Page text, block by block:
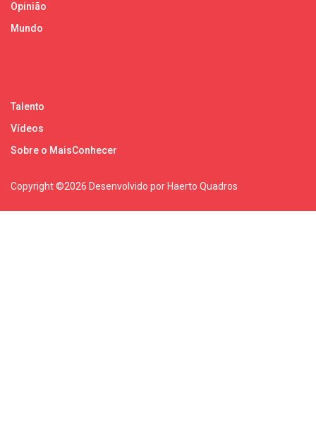
Opinião
Mundo
Talento
Vídeos
Sobre o MaisConhecer
Copyright ©2026 Desenvolvido por Haerto Quadros